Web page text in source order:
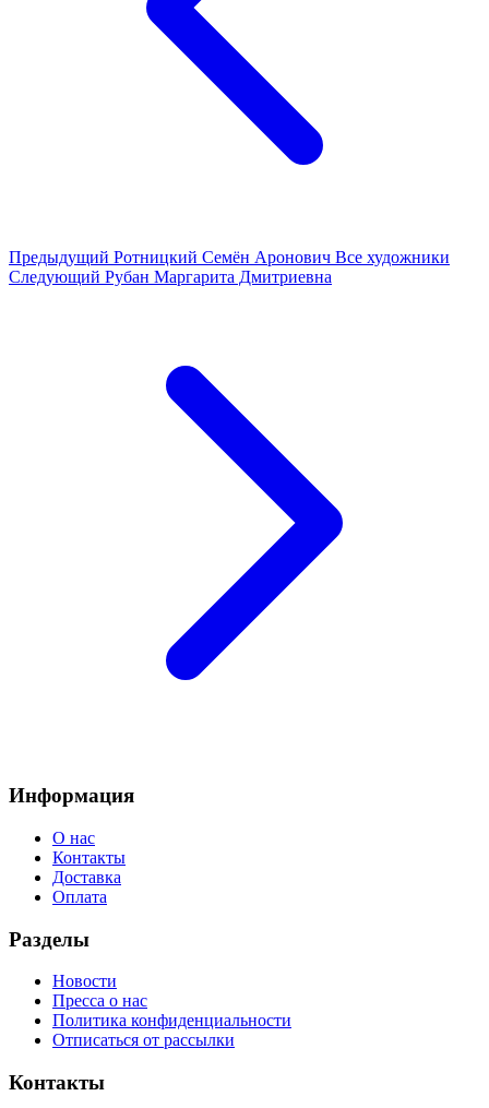
Предыдущий Ротницкий Семён Аронович Все художники
Следующий Рубан Маргарита Дмитриевна
Информация
О нас
Контакты
Доставка
Оплата
Разделы
Новости
Пресса о нас
Политика конфиденциальности
Отписаться от рассылки
Контакты